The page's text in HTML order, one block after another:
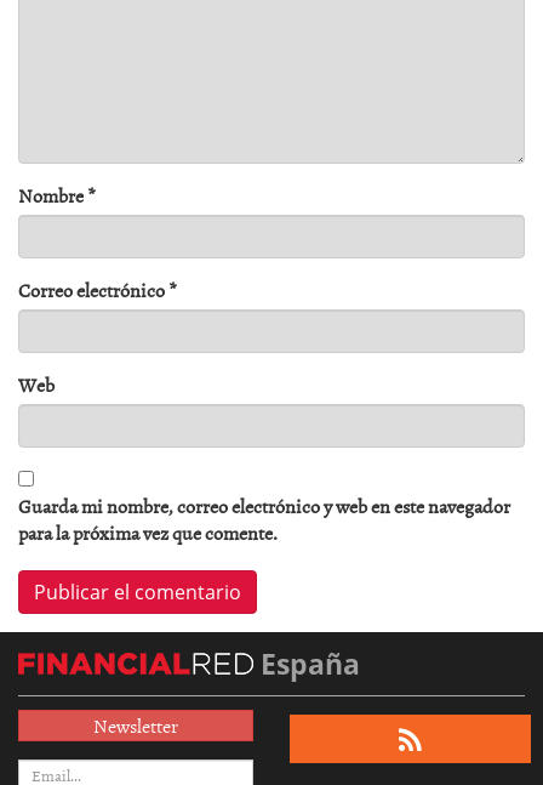
Nombre*
Correo electrónico*
Web
Guarda mi nombre, correo electrónico y web en este navegador
para la próxima vez que comente.
España
Newsletter